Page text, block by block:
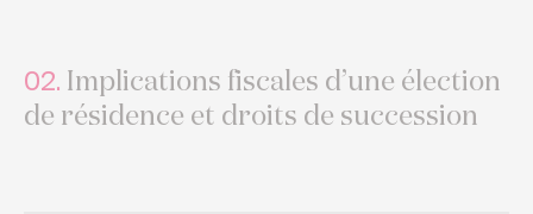
02. Implications fiscales d’une élection
de résidence et droits de succession